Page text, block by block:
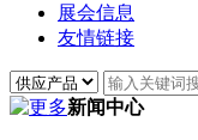
展会信息
友情链接
新闻中心